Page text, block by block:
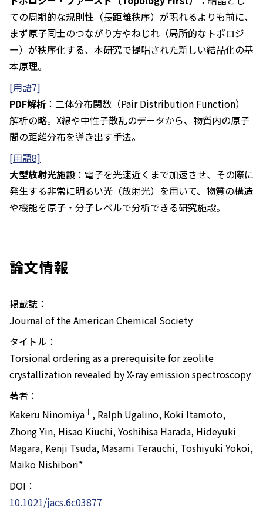
ての周期的な規則性（長距離秩序）が現れるよりも前に、
まず原子同士のつながり方やねじれ（局所的なトポロジ
ー）が秩序化する、本研究で提唱された新しい結晶化の基
本原理。
[用語7]
PDF解析 ：二体分布関数（Pair Distribution Function）
解析の略。X線や中性子散乱のデータから、物質内の原子
間の距離分布を導き出す手法。
[用語8]
大型放射光施設：電子を光速近くまで加速させ、その際に
発生する非常に明るい光（放射光）を用いて、物質の構造
や機能を原子・分子レベルで分析できる研究施設。
論文情報
掲載誌：
Journal of the American Chemical Society
タイトル：
Torsional ordering as a prerequisite for zeolite
crystallization revealed by X-ray emission spectroscopy
著者：
Kakeru Ninomiya† , Ralph Ugalino, Koki Itamoto,
Zhong Yin, Hisao Kiuchi, Yoshihisa Harada, Hideyuki
Magara, Kenji Tsuda, Masami Terauchi, Toshiyuki Yokoi,
Maiko Nishibori*
DOI：
10.1021/jacs.6c03877